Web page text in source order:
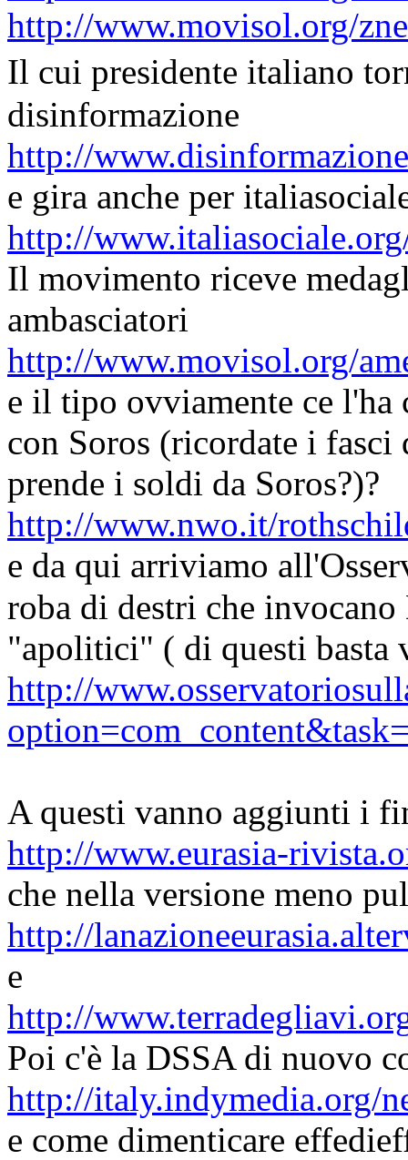
http://www.movisol.org/
Il cui presidente italiano
disinformazione
http://
e gira anche per
http://
Il movimento riceve
ambasciatori
http://www.movisol.org/
e il tipo ovviamente ce
con Soros (ricordate i
prende i soldi da Soros?)?
http://www.nwo.it/
e da qui arriviamo
roba di destri che invocano
"apolitici" ( di questi basta
http://
A questi vanno aggiunti i
http://www.eurasia-
che nella versione meno
http://
e
http://
Poi c'è la DSSA di nuovo
http://italy.indymedia.org/
e come dimenticare